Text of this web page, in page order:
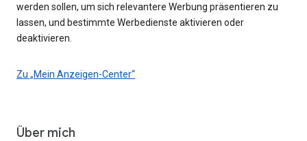
werden sollen, um sich relevantere Werbung präsentieren zu
lassen, und bestimmte Werbedienste aktivieren oder
deaktivieren.
Zu „Mein Anzeigen-Center“
Über mich